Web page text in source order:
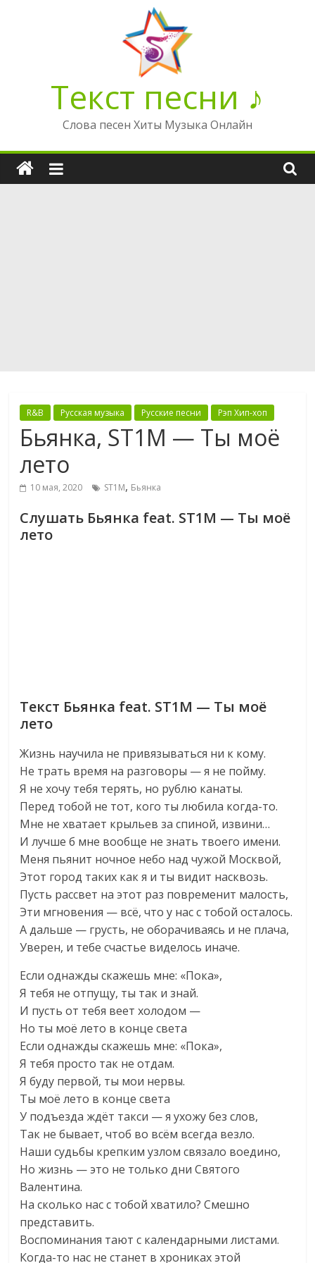
Текст песни ♪
Слова песен Хиты Музыка Онлайн
R&B Русская музыка Русские песни Рэп Хип-хоп
Бьянка, ST1M — Ты моё
лето
10 мая, 2020 ST1M, Бьянка
Слушать Бьянка feat. ST1M — Ты моё
лето
Текст Бьянка feat. ST1M — Ты моё
лето
Жизнь научила не привязываться ни к кому.
Не трать время на разговоры — я не пойму.
Я не хочу тебя терять, но рублю канаты.
Перед тобой не тот, кого ты любила когда-то.
Мне не хватает крыльев за спиной, извини…
И лучше б мне вообще не знать твоего имени.
Меня пьянит ночное небо над чужой Москвой,
Этот город таких как я и ты видит насквозь.
Пусть рассвет на этот раз повременит малость,
Эти мгновения — всё, что у нас с тобой осталось.
А дальше — грусть, не оборачиваясь и не плача,
Уверен, и тебе счастье виделось иначе.
Если однажды скажешь мне: «Пока»,
Я тебя не отпущу, ты так и знай.
И пусть от тебя веет холодом —
Но ты моё лето в конце света
Если однажды скажешь мне: «Пока»,
Я тебя просто так не отдам.
Я буду первой, ты мои нервы.
Ты моё лето в конце света
У подъезда ждёт такси — я ухожу без слов,
Так не бывает, чтоб во всём всегда везло.
Наши судьбы крепким узлом связало воедино,
Но жизнь — это не только дни Святого
Валентина.
На сколько нас с тобой хватило? Смешно
представить.
Воспоминания тают с календарными листами.
Когда-то нас не станет в хрониках этой